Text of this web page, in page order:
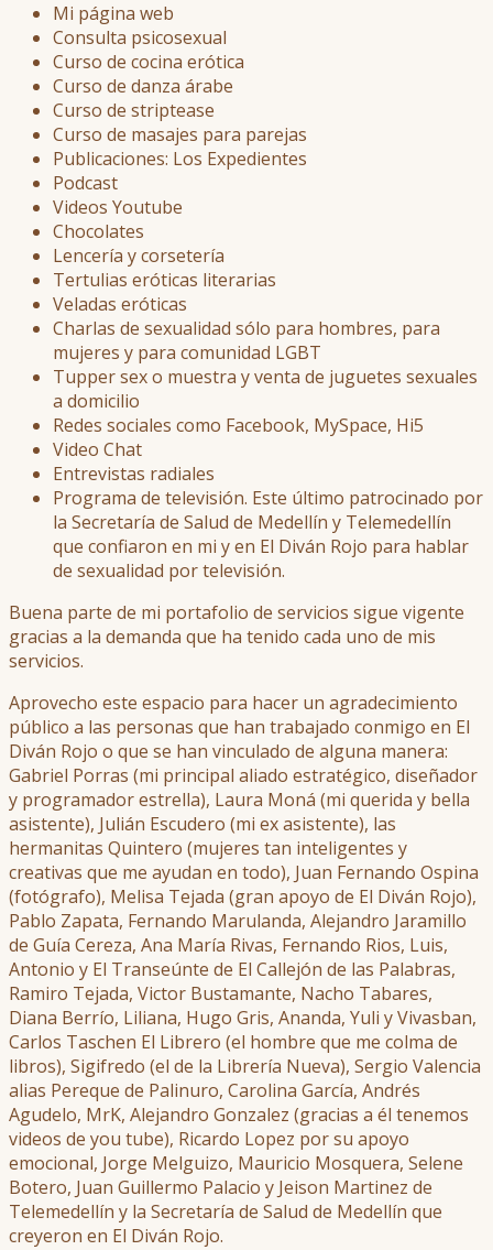
Mi página web
Consulta psicosexual
Curso de cocina erótica
Curso de danza árabe
Curso de striptease
Curso de masajes para parejas
Publicaciones: Los Expedientes
Podcast
Videos Youtube
Chocolates
Lencería y corsetería
Tertulias eróticas literarias
Veladas eróticas
Charlas de sexualidad sólo para hombres, para
mujeres y para comunidad LGBT
Tupper sex o muestra y venta de juguetes sexuales
a domicilio
Redes sociales como Facebook, MySpace, Hi5
Video Chat
Entrevistas radiales
Programa de televisión. Este último patrocinado por
la Secretaría de Salud de Medellín y Telemedellín
que confiaron en mi y en El Diván Rojo para hablar
de sexualidad por televisión.
Buena parte de mi portafolio de servicios sigue vigente
gracias a la demanda que ha tenido cada uno de mis
servicios.
Aprovecho este espacio para hacer un agradecimiento
público a las personas que han trabajado conmigo en El
Diván Rojo o que se han vinculado de alguna manera:
Gabriel Porras (mi principal aliado estratégico, diseñador
y programador estrella), Laura Moná (mi querida y bella
asistente), Julián Escudero (mi ex asistente), las
hermanitas Quintero (mujeres tan inteligentes y
creativas que me ayudan en todo), Juan Fernando Ospina
(fotógrafo), Melisa Tejada (gran apoyo de El Diván Rojo),
Pablo Zapata, Fernando Marulanda, Alejandro Jaramillo
de Guía Cereza, Ana María Rivas, Fernando Rios, Luis,
Antonio y El Transeúnte de El Callejón de las Palabras,
Ramiro Tejada, Victor Bustamante, Nacho Tabares,
Diana Berrío, Liliana, Hugo Gris, Ananda, Yuli y Vivasban,
Carlos Taschen El Librero (el hombre que me colma de
libros), Sigifredo (el de la Librería Nueva), Sergio Valencia
alias Pereque de Palinuro, Carolina García, Andrés
Agudelo, MrK, Alejandro Gonzalez (gracias a él tenemos
videos de you tube), Ricardo Lopez por su apoyo
emocional, Jorge Melguizo, Mauricio Mosquera, Selene
Botero, Juan Guillermo Palacio y Jeison Martinez de
Telemedellín y la Secretaría de Salud de Medellín que
creyeron en El Diván Rojo.